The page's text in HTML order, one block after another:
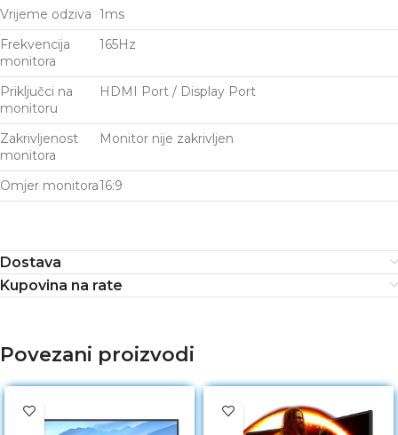
Vrijeme odziva 1ms
Frekvencija
monitora
165Hz
Priključci na
monitoru
HDMI Port / Display Port
Zakrivljenost
monitora
Monitor nije zakrivljen
Omjer monitora16:9
Dostava
Kupovina na rate
Povezani proizvodi